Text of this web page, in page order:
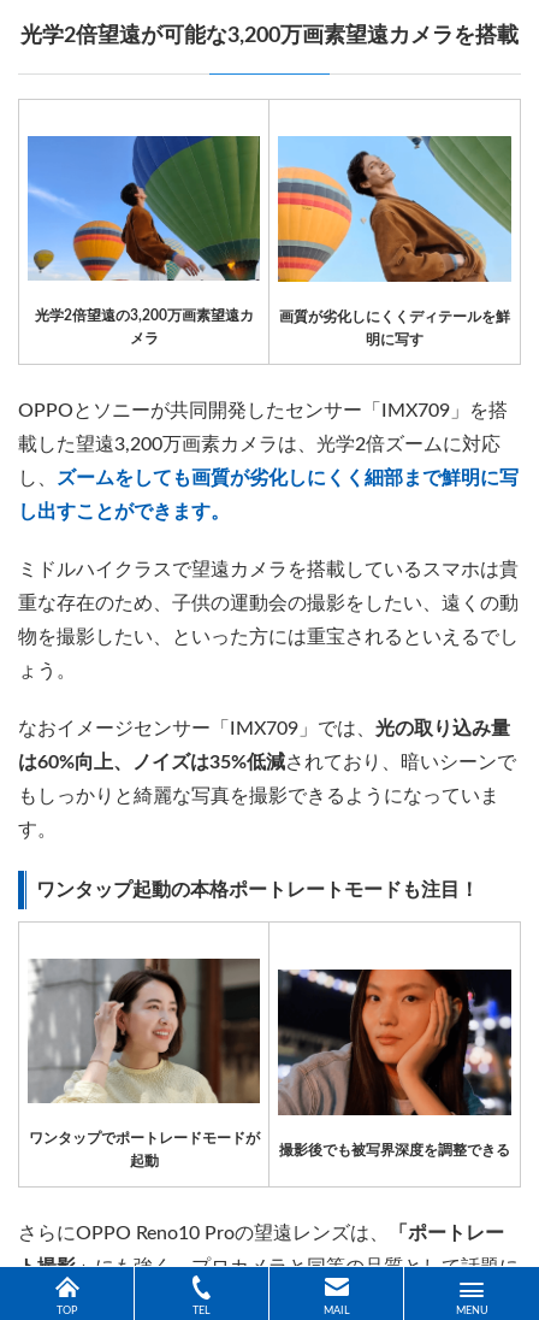
光学2倍望遠が可能な3,200万画素望遠カメラを搭載
光学2倍望遠の3,200万画素望遠カ
メラ
画質が劣化しにくくディテールを鮮
明に写す
OPPOとソニーが共同開発したセンサー「IMX709」を搭
載した望遠3,200万画素カメラは、光学2倍ズームに対応
し、
ズームをしても画質が劣化しにくく細部まで鮮明に写
し出すことができます。
ミドルハイクラスで望遠カメラを搭載しているスマホは貴
重な存在のため、子供の運動会の撮影をしたい、遠くの動
物を撮影したい、といった方には重宝されるといえるでし
ょう。
なおイメージセンサー「IMX709」では、 光の取り込み量
は60%向上、ノイズは35%低減されており、暗いシーンで
もしっかりと綺麗な写真を撮影できるようになっていま
す。
ワンタップ起動の本格ポートレートモードも注目！
ワンタップでポートレードモードが
起動
撮影後でも被写界深度を調整できる
さらにOPPO Reno10 Proの望遠レンズは、
「ポートレー
ト撮影」にも強く、プロカメラと同等の品質として話題に
なっています。
TOP TEL MAIL MENU